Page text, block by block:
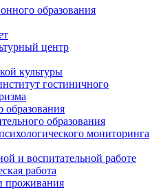
образования
центр
культуры
гостиничного
образования
образования
мониторинга
и воспитательной работе
работа
проживания